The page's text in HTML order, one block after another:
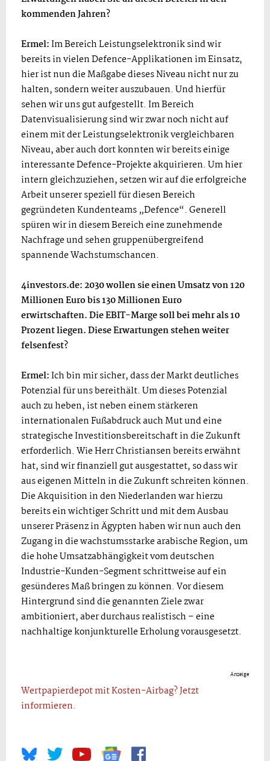
kommenden Jahren?
Ermel:Im Bereich Leistungselektronik sind wir
bereits in vielen Defence-Applikationen im Einsatz,
hier ist nun die Maßgabe dieses Niveau nicht nur zu
halten, sondern weiter auszubauen. Und hierfür
sehen wir uns gut aufgestellt. Im Bereich
Datenvisualisierung sind wir zwar noch nicht auf
einem mit der Leistungselektronik vergleichbaren
Niveau, aber auch dort konnten wir bereits einige
interessante Defence-Projekte akquirieren. Um hier
intern gleichzuziehen, setzen wir auf die erfolgreiche
Arbeit unserer speziell für diesen Bereich
gegründeten Kundenteams „Defence“. Generell
spüren wir in diesem Bereich eine zunehmende
Nachfrage und sehen gruppenübergreifend
spannende Wachstumschancen.
4investors.de: 2030 wollen sie einen Umsatz von 120
Millionen Euro bis 130 Millionen Euro
erwirtschaften. Die EBIT-Marge soll bei mehr als 10
Prozent liegen. Diese Erwartungen stehen weiter
felsenfest?
Ermel:Ich bin mir sicher, dass der Markt deutliches
Potenzial für uns bereithält. Um dieses Potenzial
auch zu heben, ist neben einem stärkeren
internationalen Fußabdruck auch Mut und eine
strategische Investitionsbereitschaft in die Zukunft
erforderlich. Wie Herr Christiansen bereits erwähnt
hat, sind wir finanziell gut ausgestattet, so dass wir
aus eigenen Mitteln in die Zukunft schreiten können.
Die Akquisition in den Niederlanden war hierzu
bereits ein wichtiger Schritt und mit dem Ausbau
unserer Präsenz in Ägypten haben wir nun auch den
Zugang in die wachstumsstarke arabische Region, um
die hohe Umsatzabhängigkeit vom deutschen
Industrie-Kunden-Segment schrittweise auf ein
gesünderes Maß bringen zu können. Vor diesem
Hintergrund sind die genannten Ziele zwar
ambitioniert, aber durchaus realistisch – eine
nachhaltige konjunkturelle Erholung vorausgesetzt.
Anzeige
Wertpapierdepot mit Kosten-Airbag? Jetzt
informieren.